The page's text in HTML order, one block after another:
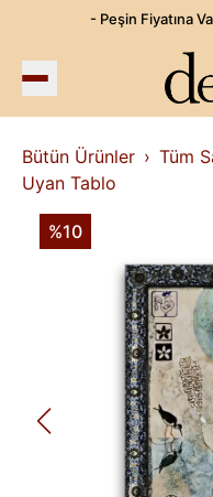
- Peşin Fiyatına
Bütün Ürünler Tüm
Uyan Tablo
%10